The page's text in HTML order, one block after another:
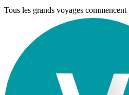
Tous les grands voyages